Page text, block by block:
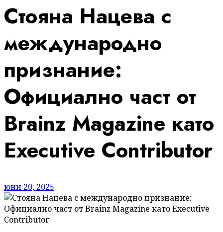
Стояна Нацева с
международно
признание:
Официално част от
Brainz Magazine като
Executive Contributor
юни 20, 2025